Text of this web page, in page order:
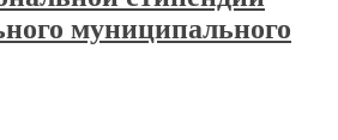
муниципального